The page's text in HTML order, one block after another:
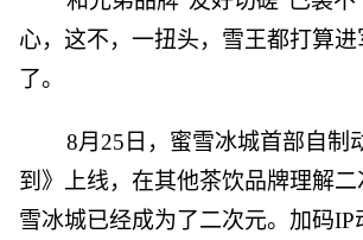
心，这不，一扭头，雪王都打算
了。
8月25日，蜜雪冰城首部自制
到》上线，在其他茶饮品牌理解
雪冰城已经成为了二次元。加码IP